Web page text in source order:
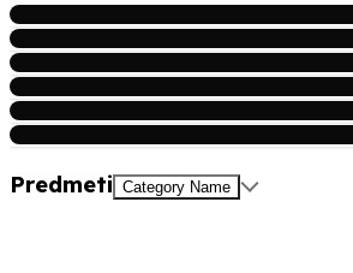
Predmeti Category Name